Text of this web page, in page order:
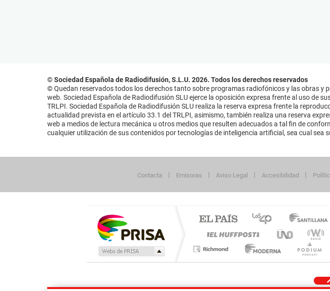
© Sociedad Española de Radiodifusión, S.L.U. 2026. Todos los derechos reservados
© Quedan reservados todos los derechos tanto sobre programas radiofónicos y las obras y
web. Sociedad Española de Radiodifusión SLU ejerce la oposición expresa frente al uso de
TRLPI. Sociedad Española de Radiodifusión SLU realiza la reserva expresa frente la
actualidad prevista en el artículo 33.1 del TRLPI, asimismo, también realiza una reserva
web a medios de lectura mecánica u otros medios que resulten adecuados a tal fin de
cualquier utilización de sus contenidos por tecnologías de inteligencia artificial, sea cual sea
Contacta Emisoras Aviso Legal Accesibilidad